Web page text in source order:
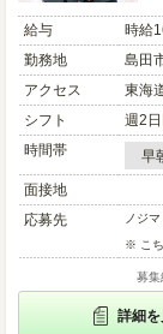
給与
時給
勤務地
島田
アクセス
東海
シフト
週2
時間帯
早
面接地
応募先
ノジ
※ こち
募集
詳細を